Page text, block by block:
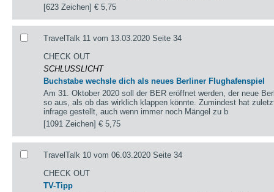
[623 Zeichen]€ 5,75
TravelTalk 11 vom 13.03.2020 Seite 34
CHECK OUT
SCHLUSSLICHT
Buchstabe wechsle dich als neues Berliner Flughafenspiel
Am 31. Oktober 2020 soll der BER eröffnet werden, der neue
so aus, als ob das wirklich klappen könnte. Zumindest hat
infrage gestellt, auch wenn immer noch Mängel zu b
[1091 Zeichen]€ 5,75
TravelTalk 10 vom 06.03.2020 Seite 34
CHECK OUT
TV-Tipp